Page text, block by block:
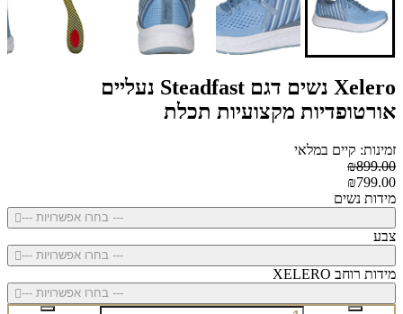
Xelero נשים דגם Steadfast נעליים
אורטופדיות מקצועיות תכלת
זמינות: קיים במלאי
₪899.00
₪799.00
מידות נשים
--- בחרו אפשרויות ---
צבע
--- בחרו אפשרויות ---
מידות רוחב XELERO
--- בחרו אפשרויות ---